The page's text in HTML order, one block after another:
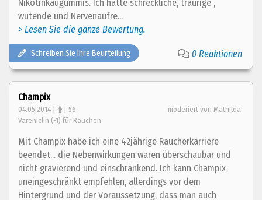
Nikotinkaugummis. Ich hatte schreckliche, traurige ,
wütende und Nervenaufre...
> Lesen Sie die ganze Bewertung.
Schreiben Sie Ihre Beurteilung 0 Reaktionen
Champix
04.05.2014 | | 56
moderiert von Mathilda
Vareniclin (-1) für Rauchen
Mit Champix habe ich eine 42jährige Raucherkarriere
beendet... die Nebenwirkungen waren überschaubar und
nicht gravierend und einschränkend. Ich kann Champix
uneingeschränkt empfehlen, allerdings vor dem
Hintergrund und der Voraussetzung, dass man auch